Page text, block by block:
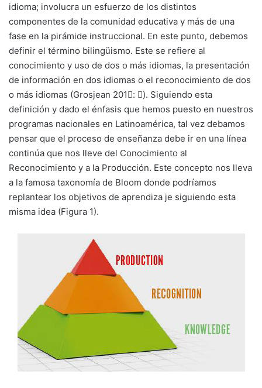
idioma; involucra un esfuerzo de los distintos
componentes de la comunidad educativa y más de una
fase en la pirámide instruccional. En este punto, debemos
definir el término bilingüismo. Este se refiere al
conocimiento y uso de dos o más idiomas, la presentación
de información en dos idiomas o el reconocimiento de dos
o más idiomas (Grosjean 201􀁴: 􀁶). Siguiendo esta
definición y dado el énfasis que hemos puesto en nuestros
programas nacionales en Latinoamérica, tal vez debamos
pensar que el proceso de enseñanza debe ir en una línea
continúa que nos lleve del Conocimiento al
Reconocimiento y a la Producción. Este concepto nos lleva
a la famosa taxonomía de Bloom donde podríamos
replantear los objetivos de aprendiza je siguiendo esta
misma idea (Figura 1).